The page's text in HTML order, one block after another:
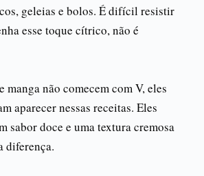
geleias e bolos. É difícil resistir
esse toque cítrico, não é
manga não comecem com V, eles
aparecer nessas receitas. Eles
sabor doce e uma textura cremosa
diferença.